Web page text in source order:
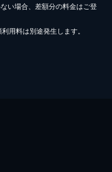
い場合、差額分の料金はご登
用料は別途発生します。